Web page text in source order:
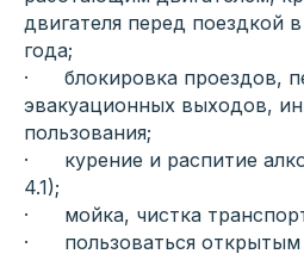
двигателя перед поездкой
года;
· блокировка проездов,
эвакуационных выходов,
пользования;
· курение и распитие
4.1);
· мойка, чистка
· пользоваться открытым